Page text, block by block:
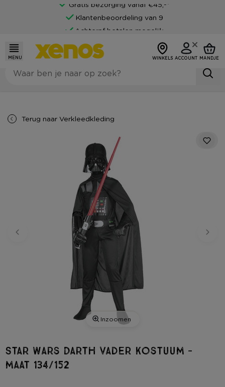
Gratis bezorging vanaf €45,-*
Klantenbeoordeling van 9
Achteraf betalen mogelijk
MENU WINKELS ACCOUNT MANDJE
Terug naar Verkleedkleding
Inzoomen
Star Wars Darth vader kostuum -
maat 134/152